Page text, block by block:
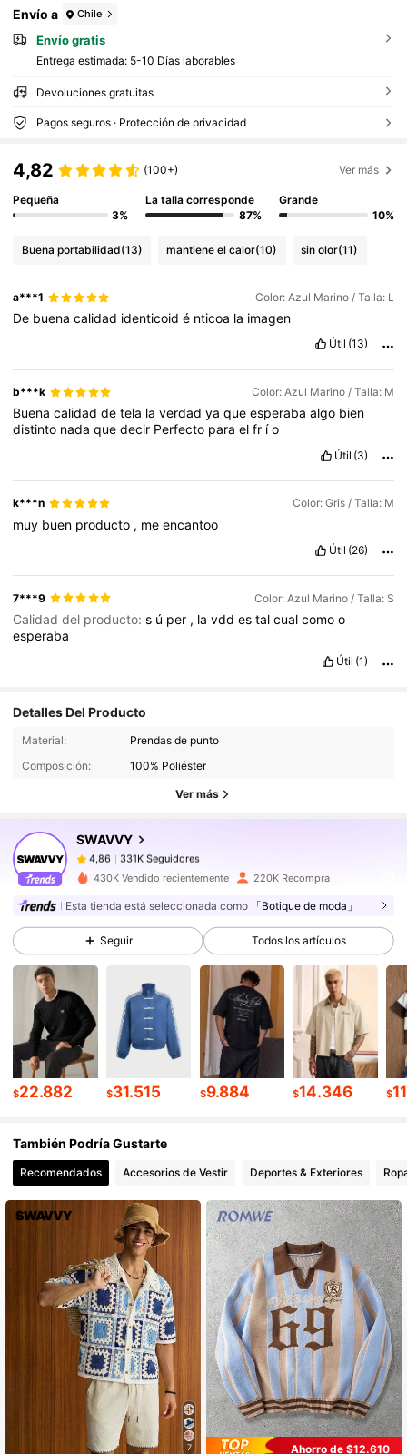
Envío a Chile
Envío gratis
Entrega estimada: 5-10 Días laborables
Devoluciones gratuitas
Pagos seguros · Protección de privacidad
4,82 (100+) Ver más
Pequeña
3%
La talla corresponde
87%
Grande
10%
Buena portabilidad(13) mantiene el calor(10) sin olor(11)
a***1 Color: Azul Marino / Talla: L
De buenacalidad identicoidé nticoa la imagen
Útil (13)
b***k Color: Azul Marino / Talla: M
Buenacalidaddetela laverdadyaqueesperabaalgo bien
distinto nadaquedecir Perfecto paraelfr ío
Útil (3)
k***n Color: Gris / Talla: M
muy buen producto , meencantoo
Útil (26)
7***9 Color: Azul Marino / Talla: S
Calidad del producto:s ú per , lavddestalcualcomoo
esperaba
Útil (1)
Detalles Del Producto
Material:
Prendas de punto
Composición:
100% Poliéster
Ver más
SWAVVY
331K Seguidores
4,86 331K Seguidores
c***a Hace 1 día
4,86 331K Seguidores
4,86 331K Seguidores
4,86 331K Seguidores
4,86
331K Seguidores
4,86 331K Seguidores
4,86 331K Seguidores
430K Vendido recientemente 220K Recompra
Esta tienda está seleccionada como 「Botique de moda」
Seguir Todos los artículos
$22.882 $31.515 $9.884 $14.346 $
También Podría Gustarte
Recomendados Accesorios de Vestir Deportes & Exteriores
7 Ahorro de $12.610